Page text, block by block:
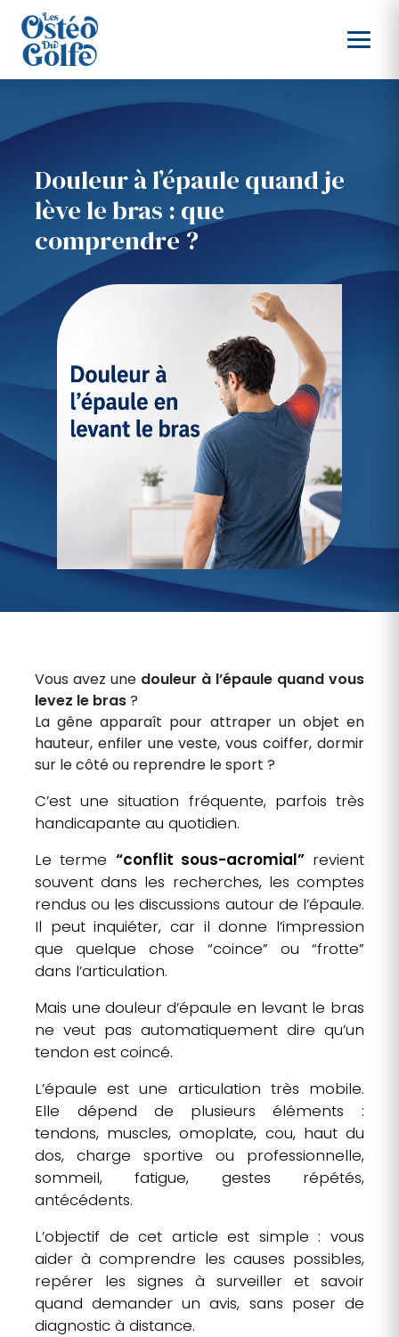
Douleur à l’épaule quand je
lève le bras : que
comprendre ?
Vous avez une douleur à l’épaule quand vous
levez le bras?
La gêne apparaît pour attraper un objet en
hauteur, enfiler une veste, vous coiffer, dormir
sur le côté ou reprendre le sport ?
C’est une situation fréquente, parfois très
handicapante au quotidien.
Le terme “conflit sous-acromial”revient
souvent dans les recherches, les comptes
rendus ou les discussions autour de l’épaule.
Il peut inquiéter, car il donne l’impression
que quelque chose “coince” ou “frotte”
dans l’articulation.
Mais une douleur d’épaule en levant le bras
ne veut pas automatiquement dire qu’un
tendon est coincé.
L’épaule est une articulation très mobile.
Elle dépend de plusieurs éléments :
tendons, muscles, omoplate, cou, haut du
dos, charge sportive ou professionnelle,
sommeil, fatigue, gestes répétés,
antécédents.
L’objectif de cet article est simple : vous
aider à comprendre les causes possibles,
repérer les signes à surveiller et savoir
quand demander un avis, sans poser de
diagnostic à distance.